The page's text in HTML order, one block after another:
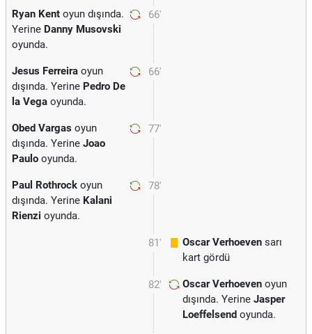
66'
Ryan Kent oyun dışında.
Yerine Danny Musovski
oyunda.
66'
Jesus Ferreira oyun
dışında. Yerine Pedro De
la Vega oyunda.
77'
Obed Vargas oyun
dışında. Yerine Joao
Paulo oyunda.
78'
Paul Rothrock oyun
dışında. Yerine Kalani
Rienzi oyunda.
81' Oscar Verhoeven sarı
kart gördü
82' Oscar Verhoeven oyun
dışında. Yerine Jasper
Loeffelsend oyunda.